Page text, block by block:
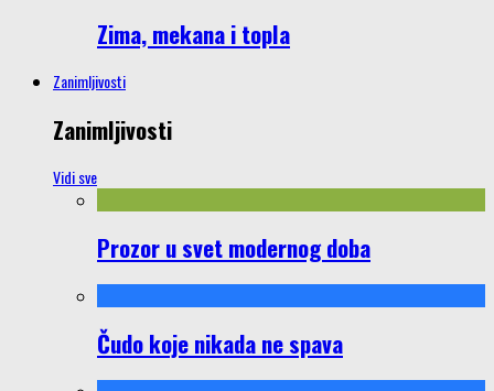
Zima, mekana i topla
Zanimljivosti
Zanimljivosti
Vidi sve
Prozor u svet modernog doba
Čudo koje nikada ne spava